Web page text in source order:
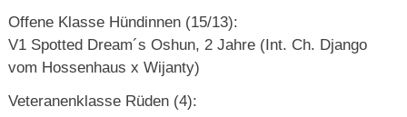
Offene Klasse Hündinnen (15/13):
V1 Spotted Dream´s Oshun, 2 Jahre (Int. Ch. Django
vom Hossenhaus x Wijanty)
Veteranenklasse Rüden (4):